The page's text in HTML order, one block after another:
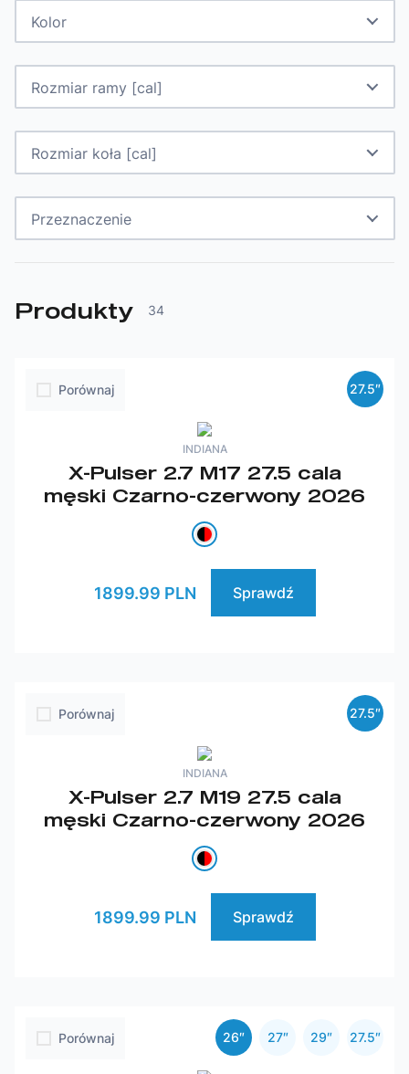
Kolor
Rozmiar ramy [cal]
Rozmiar koła [cal]
Przeznaczenie
Produkty 34
Porównaj
INDIANA
X-Pulser 2.7 M17 27.5 cala
męski Czarno-czerwony 2026
27.5″
1899.99 PLN Sprawdź
Porównaj
INDIANA
X-Pulser 2.7 M19 27.5 cala
męski Czarno-czerwony 2026
27.5″
1899.99 PLN Sprawdź
Porównaj 26″ 27″ 29″ 27.5″